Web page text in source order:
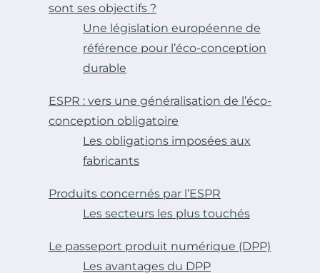
sont ses objectifs ?
Une législation européenne de
référence pour l’éco-conception
durable
ESPR : vers une généralisation de l’éco-
conception obligatoire
Les obligations imposées aux
fabricants
Produits concernés par l’ESPR
Les secteurs les plus touchés
Le passeport produit numérique (DPP)
Les avantages du DPP